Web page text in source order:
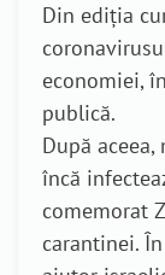
Din ediția
economiei,
publică.
După
încă
comemorat
carantinei.